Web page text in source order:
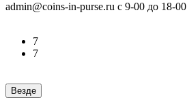
admin@coins-in-purse.ru с 9-00 до 18-00
7
7
Везде